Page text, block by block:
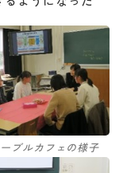
ブルカフェの様子